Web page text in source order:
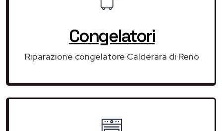
Congelatori
Riparazione congelatore Calderara di Reno